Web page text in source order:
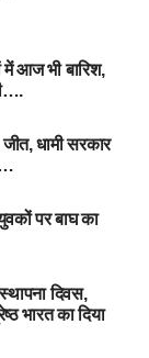
आज भी बारिश,
धामी सरकार
पर बाघ का
दिवस,
भारत का दिया